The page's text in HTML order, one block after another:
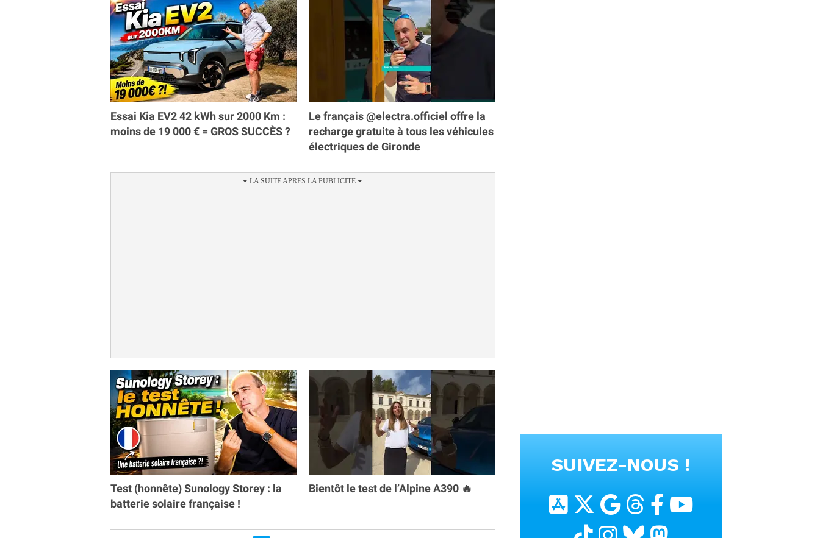
Essai Kia EV2 42 kWh sur 2000 Km :
moins de 19 000 € = GROS SUCCÈS ?
Le français @electra.officiel offre la
recharge gratuite à tous les véhicules
électriques de Gironde
Test (honnête) Sunology Storey : la
batterie solaire française !
Bientôt le test de l’Alpine A390 🔥
SUIVEZ-NOUS !